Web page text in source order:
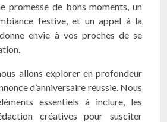
promesse de bons moments, un
festive, et un appel à la
envie à vos proches de se
allons explorer en profondeur
d’anniversaire réussie. Nous
essentiels à inclure, les
créatives pour susciter